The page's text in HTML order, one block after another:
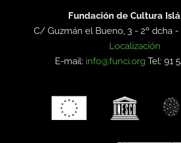
Fundación de Cultura
C/ Guzmán el Bueno, 3 - 2º dcha -
Localización
E-mail: info@funci.org Tel: 91